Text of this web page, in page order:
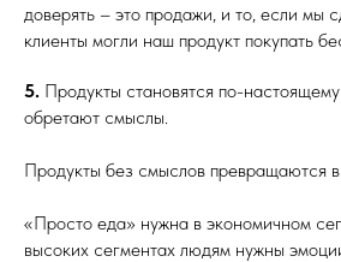
доверять – это продажи, и то, если мы
клиенты могли наш продукт покупать
5. Продукты становятся по-
обретают смыслы.
Продукты без смыслов превращаются в
«Просто еда» нужна в экономичном
высоких сегментах людям нужны